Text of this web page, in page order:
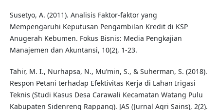
Susetyo, A. (2011). Analisis Faktor-faktor yang
Mempengaruhi Keputusan Pengambilan Kredit di KSP
Anugerah Kebumen. Fokus Bisnis: Media Pengkajian
Manajemen dan Akuntansi, 10(2), 1-23.
Tahir, M. I., Nurhapsa, N., Mu’min, S., & Suherman, S. (2018).
Respon Petani terhadap Efektivitas Kerja di Lahan Irigasi
Teknis (Studi Kasus Desa Carawali Kecamatan Watang Pulu
Kabupaten Sidenreng Rappang). JAS (Jurnal Agri Sains), 2(2).